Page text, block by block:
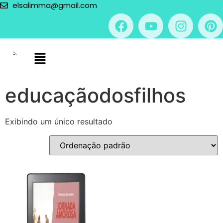
elsalimma@gmail.com
educaçãodosfilhos
Exibindo um único resultado